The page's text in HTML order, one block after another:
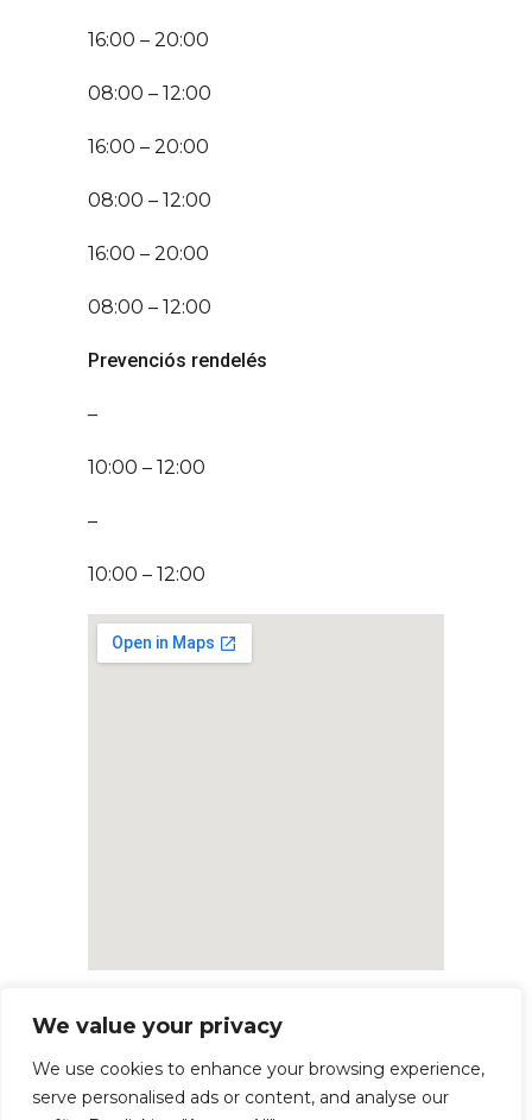
We value your privacy
We use cookies to enhance your browsing experience,
serve personalised ads or content, and analyse our
16:00 – 20:00
08:00 – 12:00
16:00 – 20:00
08:00 – 12:00
16:00 – 20:00
08:00 – 12:00
Prevenciós rendelés
–
10:00 – 12:00
–
10:00 – 12:00